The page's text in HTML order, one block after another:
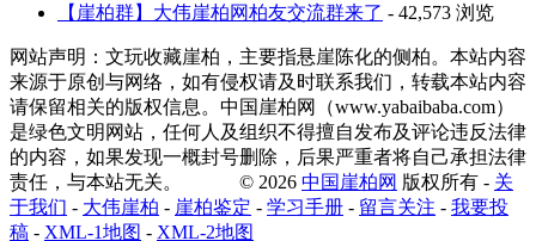
【崖柏群】大伟崖柏网柏友交流群来了 - 42,573 浏览
网站声明：文玩收藏崖柏，主要指悬崖陈化的侧柏。本站内容
来源于原创与网络，如有侵权请及时联系我们，转载本站内容
请保留相关的版权信息。中国崖柏网（www.yabaibaba.com）
是绿色文明网站，任何人及组织不得擅自发布及评论违反法律
的内容，如果发现一概封号删除，后果严重者将自己承担法律
责任，与本站无关。 © 2026 中国崖柏网 版权所有 - 关
于我们 - 大伟崖柏 - 崖柏鉴定 - 学习手册 - 留言关注 - 我要投
稿 - XML-1地图 - XML-2地图